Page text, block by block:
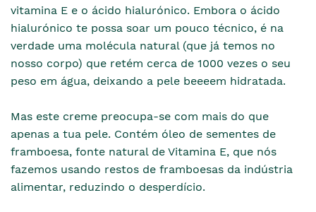
vitamina E e o ácido hialurónico. Embora o ácido
hialurónico te possa soar um pouco técnico, é na
verdade uma molécula natural (que já temos no
nosso corpo) que retém cerca de 1000 vezes o seu
peso em água, deixando a pele beeeem hidratada.
Mas este creme preocupa-se com mais do que
apenas a tua pele. Contém óleo de sementes de
framboesa, fonte natural de Vitamina E, que nós
fazemos usando restos de framboesas da indústria
alimentar, reduzindo o desperdício.